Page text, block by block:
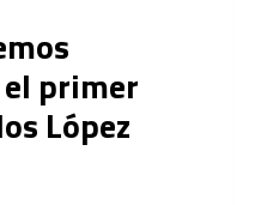
primer
López